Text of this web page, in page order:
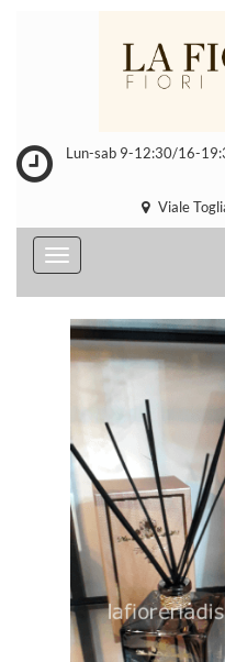
Lun-sab 9-12:30/16-
Viale